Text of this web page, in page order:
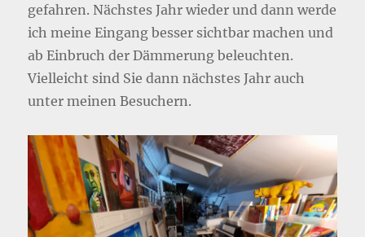
gefahren. Nächstes Jahr wieder und dann werde
ich meine Eingang besser sichtbar machen und
ab Einbruch der Dämmerung beleuchten.
Vielleicht sind Sie dann nächstes Jahr auch
unter meinen Besuchern.